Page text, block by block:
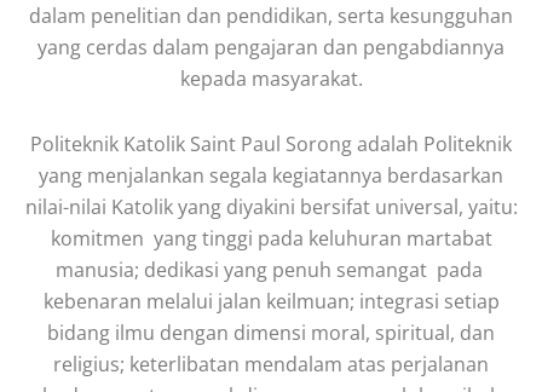
dalam penelitian dan pendidikan, serta kesungguhan
yang cerdas dalam pengajaran dan pengabdiannya
kepada masyarakat.
Politeknik Katolik Saint Paul Sorong adalah Politeknik
yang menjalankan segala kegiatannya berdasarkan
nilai-nilai Katolik yang diyakini bersifat universal, yaitu:
komitmen yang tinggi pada keluhuran martabat
manusia; dedikasi yang penuh semangat pada
kebenaran melalui jalan keilmuan; integrasi setiap
bidang ilmu dengan dimensi moral, spiritual, dan
religius; keterlibatan mendalam atas perjalanan